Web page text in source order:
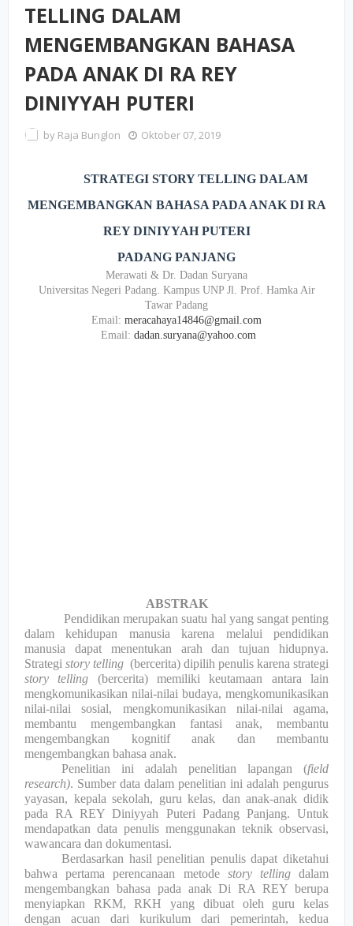
TELLING DALAM
MENGEMBANGKAN BAHASA
PADA ANAK DI RA REY
DINIYYAH PUTERI
by Raja Bunglon Oktober 07, 2019
STRATEGI STORY TELLING DALAM
MENGEMBANGKAN BAHASA PADA ANAK DI RA
REY DINIYYAH PUTERI
PADANG PANJANG
Merawati & Dr. Dadan Suryana
Universitas Negeri Padang. Kampus UNP Jl. Prof. Hamka Air
Tawar Padang
Email: meracahaya14846@gmail.com
Email: dadan.suryana@yahoo.com
ABSTRAK
Pendidikan merupakan suatu hal yang sangat penting
dalam kehidupan manusia karena melalui pendidikan
manusia dapat menentukan arah dan tujuan hidupnya.
Strategi story telling (bercerita) dipilih penulis karena strategi
story telling (bercerita) memiliki keutamaan antara lain
mengkomunikasikan nilai-nilai budaya, mengkomunikasikan
nilai-nilai sosial, mengkomunikasikan nilai-nilai agama,
membantu mengembangkan fantasi anak, membantu
mengembangkan kognitif anak dan membantu
mengembangkan bahasa anak.
Penelitian ini adalah penelitian lapangan (field
research). Sumber data dalam penelitian ini adalah pengurus
yayasan, kepala sekolah, guru kelas, dan anak-anak didik
pada RA REY Diniyyah Puteri Padang Panjang. Untuk
mendapatkan data penulis menggunakan teknik observasi,
wawancara dan dokumentasi.
Berdasarkan hasil penelitian penulis dapat diketahui
bahwa pertama perencanaan metode story tellingdalam
mengembangkan bahasa pada anak Di RA REY berupa
menyiapkan RKM, RKH yang dibuat oleh guru kelas
dengan acuan dari kurikulum dari pemerintah, kedua